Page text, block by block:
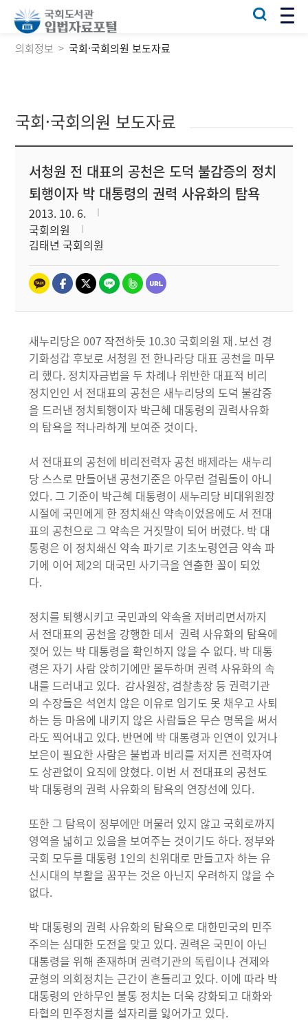
의회정보 국회·국회의원 보도자료
국회·국회의원 보도자료
서청원 전 대표의 공천은 도덕 불감증의 정치
퇴행이자 박 대통령의 권력 사유화의 탐욕
2013. 10. 6.
국회의원
김태년 국회의원
새누리당은 007 작전하듯 10.30 국회의원 재․보선 경
기화성갑 후보로 서청원 전 한나라당 대표 공천을 마무
리 했다. 정치자금법을 두 차례나 위반한 대표적 비리
정치인인 서 전대표의 공천은 새누리당의 도덕 불감증
을 드러낸 정치퇴행이자 박근혜 대통령의 권력사유화
의 탐욕을 적나라하게 보여준 것이다.
서 전대표의 공천에 비리전력자 공천 배제라는 새누리
당 스스로 만들어낸 공천기준은 아무런 걸림돌이 아니
었다. 그 기준이 박근혜 대통령이 새누리당 비대위원장
시절에 국민에게 한 정치쇄신 약속이었음에도 서 전대
표의 공천으로 그 약속은 거짓말이 되어 버렸다. 박 대
통령은 이 정치쇄신 약속 파기로 기초노령연금 약속 파
기에 이어 제2의 대국민 사기극을 연출한 꼴이 되었
다.
정치를 퇴행시키고 국민과의 약속을 저버리면서까지
서 전대표의 공천을 강행한 데서 권력 사유화의 탐욕에
젖어 있는 박 대통령을 확인하지 않을 수 없다. 박 대통
령은 자기 사람 앉히기에만 몰두하며 권력 사유화의 속
내를 드러내고 있다. 감사원장, 검찰총장 등 권력기관
의 수장들은 석연치 않은 이유로 임기도 못 채우고 사퇴
하는 등 마음에 내키지 않은 사람들은 무슨 명목을 써서
라도 찍어내고 있다. 반면에 박 대통령과 인연이 있거나
보은이 필요한 사람은 불법과 비리를 저지른 전력자여
도 상관없이 요직에 앉혔다. 이번 서 전대표의 공천도
박 대통령의 권력 사유화의 탐욕의 연장선에 있다.
또한 그 탐욕이 정부에만 머물러 있지 않고 국회로까지
영역을 넓히고 있음을 보여주는 것이기도 하다. 정부와
국회 모두를 대통령 1인의 친위대로 만들고자 하는 유
신시대의 부활을 꿈꾸는 것은 아닌지 우려하지 않을 수
없다.
박 대통령의 권력 사유화의 탐욕으로 대한민국의 민주
주의는 심대한 도전을 맞고 있다. 권력은 국민이 아닌
대통령을 위해 존재하며 권력기관의 독립이나 견제와
균형의 의회정치는 근간이 흔들리고 있다. 이에 따라 박
대통령의 안하무인 불통 정치는 더욱 강화되고 대화와
타협의 민주정치를 설자리를 잃어가고 있다.